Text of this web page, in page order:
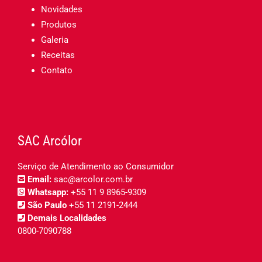
Novidades
Produtos
Galeria
Receitas
Contato
SAC Arcólor
Serviço de Atendimento ao Consumidor
Email: sac@arcolor.com.br
Whatsapp: +55 11 9 8965-9309
São Paulo +55 11 2191-2444
Demais Localidades
0800-7090788